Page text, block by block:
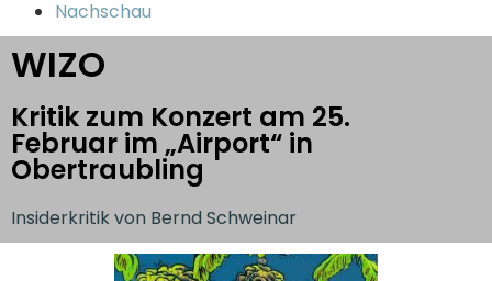
Nachschau
WIZO
Kritik zum Konzert am 25.
Februar im „Airport“ in
Obertraubling
Insiderkritik von Bernd Schweinar